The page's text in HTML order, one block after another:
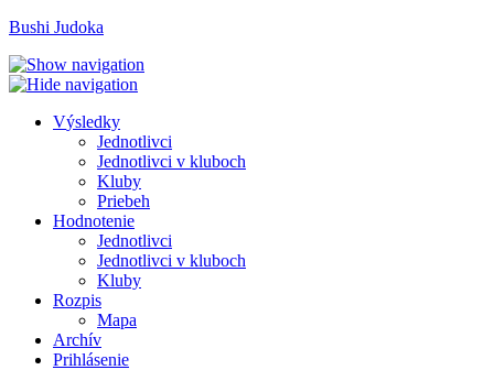
Bushi Judoka
Výsledky
Jednotlivci
Jednotlivci v kluboch
Kluby
Priebeh
Hodnotenie
Jednotlivci
Jednotlivci v kluboch
Kluby
Rozpis
Mapa
Archív
Prihlásenie